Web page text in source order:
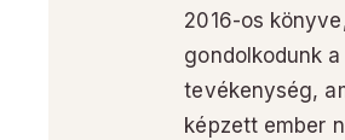
2016-os
gondolkodunk
tevékenység,
képzett ember